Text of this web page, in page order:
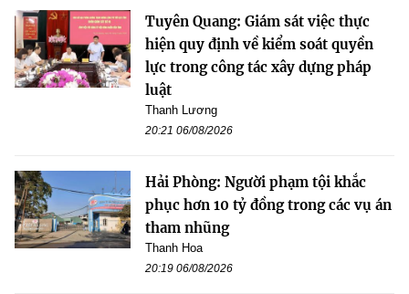
Tuyên Quang: Giám sát việc thực
hiện quy định về kiểm soát quyền
lực trong công tác xây dựng pháp
luật
Thanh Lương
20:21 06/08/2026
Hải Phòng: Người phạm tội khắc
phục hơn 10 tỷ đồng trong các vụ án
tham nhũng
Thanh Hoa
20:19 06/08/2026